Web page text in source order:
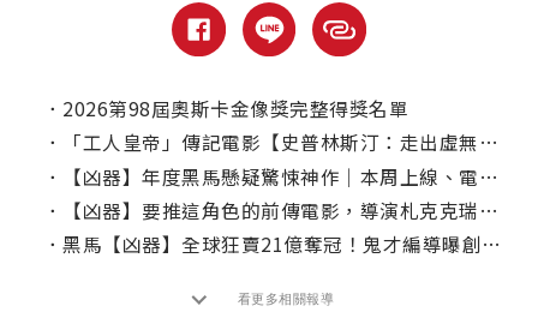
． 2026第98屆奧斯卡金像獎完整得獎名單
．
「工人皇帝」傳記電影【史普林斯汀：走出虛無】｜本周上線、電視首播推薦
．
【凶器】年度黑馬懸疑驚悚神作｜本周上線、電視首播推薦
．
【凶器】要推這角色的前傳電影，導演札克克瑞格證實了！
． 黑馬【凶器】全球狂賣21億奪冠！鬼才編導曝創作真心話
看更多相關報導